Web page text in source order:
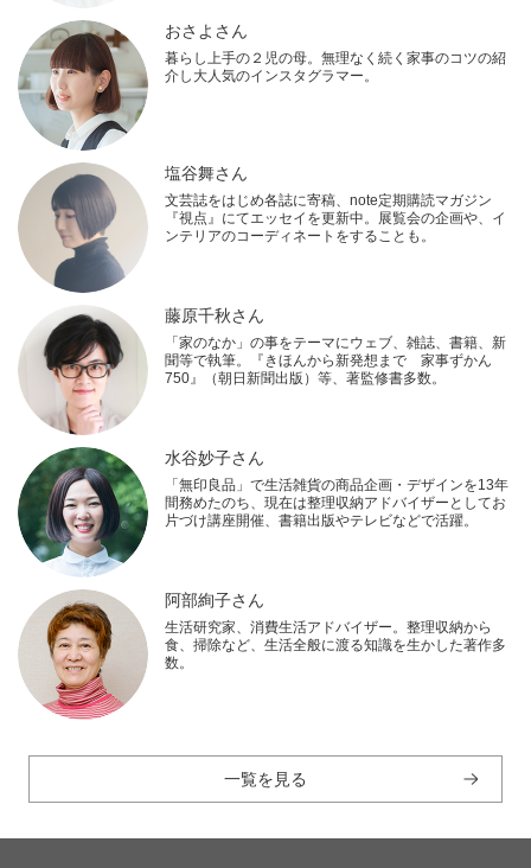
おさよさん
暮らし上手の２児の母。無理なく続く家事のコツの紹
介し大人気のインスタグラマー。
塩谷舞さん
文芸誌をはじめ各誌に寄稿、note定期購読マガジン
『視点』にてエッセイを更新中。展覧会の企画や、イ
ンテリアのコーディネートをすることも。
藤原千秋さん
「家のなか」の事をテーマにウェブ、雑誌、書籍、新
聞等で執筆。『きほんから新発想まで 家事ずかん
750』（朝日新聞出版）等、著監修書多数。
水谷妙子さん
「無印良品」で生活雑貨の商品企画・デザインを13年
間務めたのち、現在は整理収納アドバイザーとしてお
片づけ講座開催、書籍出版やテレビなどで活躍。
阿部絢子さん
生活研究家、消費生活アドバイザー。整理収納から
食、掃除など、生活全般に渡る知識を生かした著作多
数。
一覧を見る